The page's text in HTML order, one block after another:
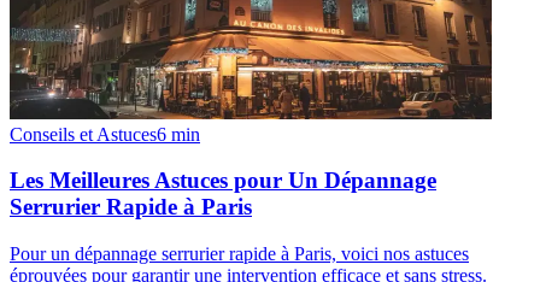
Conseils et Astuces6 min
Les Meilleures Astuces pour Un Dépannage
Serrurier Rapide à Paris
Pour un dépannage serrurier rapide à Paris, voici nos astuces
éprouvées pour garantir une intervention efficace et sans stress.